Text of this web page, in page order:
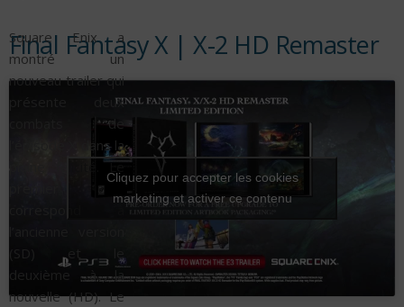
Final Fantasy X | X-2 HD Remaster
Square Enix a
montré un
nouveau trailer qui
présente deux
combats de
l’épisode X dans la
plaine félicité. Le
(SD) et le
deuxième à la
nouvelle (HD). Le
Cliquez pour accepter les cookies
marketing et activer ce contenu